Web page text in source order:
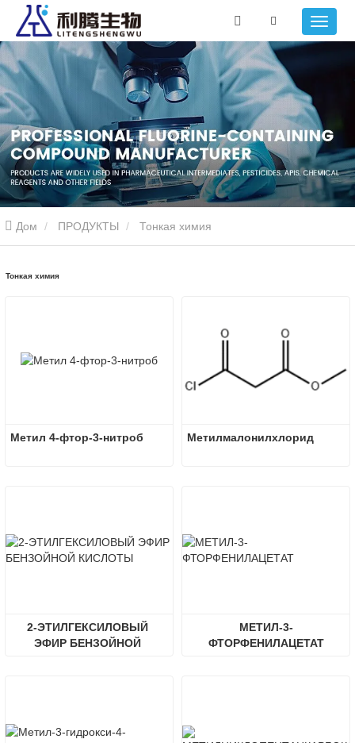
Дом ПРОДУКТЫ Тонкая химия
Тонкая химия
Метил 4-фтор-3-нитроб Метилмалонилхлорид
2-ЭТИЛГЕКСИЛОВЫЙ
ЭФИР БЕНЗОЙНОЙ
МЕТИЛ-3-
ФТОРФЕНИЛАЦЕТАТ